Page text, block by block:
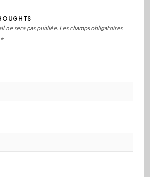
ne sera pas publiée. Les champs obligatoires
*